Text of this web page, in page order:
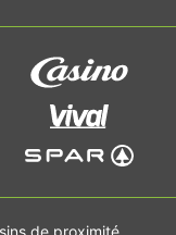
de proximité